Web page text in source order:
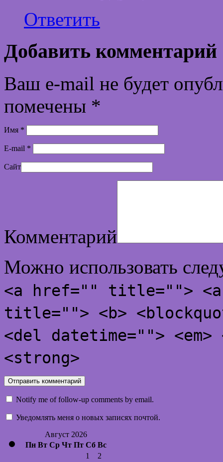
Ответить
Добавить комментарий
Ваш e-mail не будет
помечены *
Имя *
E-mail *
Сайт
Комментарий
Можно использовать
<a href="" title="">
title=""> <b>
<del datetime="">
<strong>
Notify me of follow-up comments by email.
Уведомлять меня о новых записях почтой.
Август 2026
Пн Вт Ср Чт Пт Сб Вс
1
2